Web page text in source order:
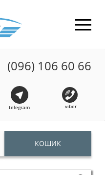
(096) 106 60 66
telegram viber
КОШИК